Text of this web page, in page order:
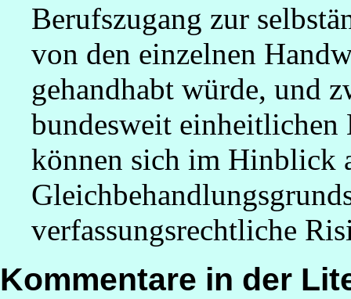
Berufszugang zur
von den einzelnen
gehandhabt würde, und
bundesweit
können sich im Hinblick
verfassungsrechtliche
Kommentare in der